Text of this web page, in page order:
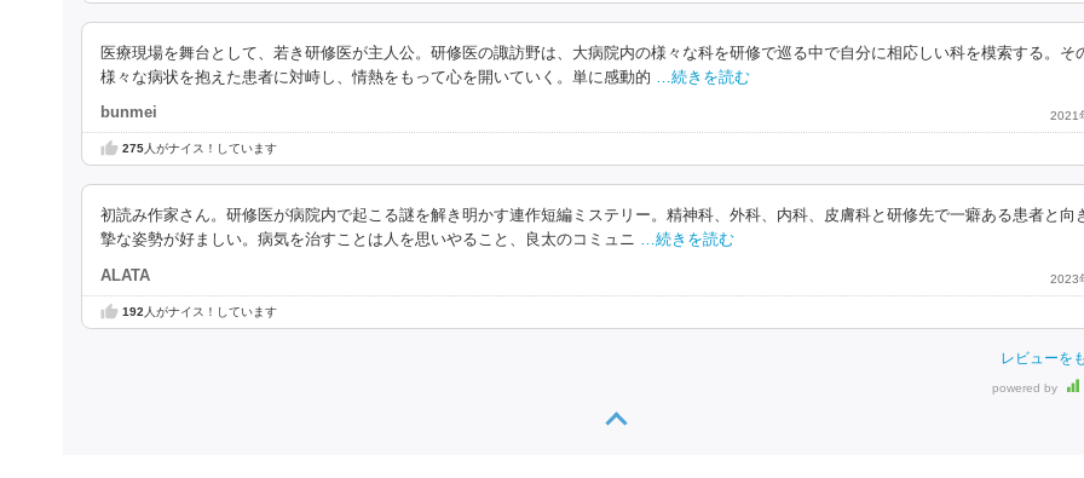
医療現場を舞台として、若き研修医が主人公。研修医の諏訪野は、大病院内の様々な科を研修で巡る中で自分に相応しい科を模索する。そ
様々な病状を抱えた患者に対峙し、情熱をもって心を開いていく。単に感動的
…続きを読む
bunmei 2021
275人がナイス！しています
初読み作家さん。研修医が病院内で起こる謎を解き明かす連作短編ミステリー。精神科、外科、内科、皮膚科と研修先で一癖ある患者と向
摯な姿勢が好ましい。病気を治すことは人を思いやること、良太のコミュニ …続きを読む
ALATA 2023
192 人がナイス！しています
レビューを
powered by